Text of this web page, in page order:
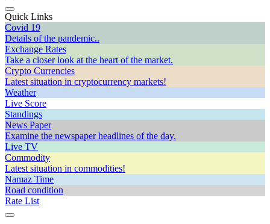
Quick Links
Covid 19
Details of the pandemic..
Exchange Rates
Take a closer look at the heart of the market.
Crypto Currencies
Latest situation in cryptocurrency markets!
Weather
Live Score
Standings
News Paper
Examine the newspaper headlines of the day.
Live TV
Commodity
Latest situation in commodities!
Namaz Time
Road condition
Rate List